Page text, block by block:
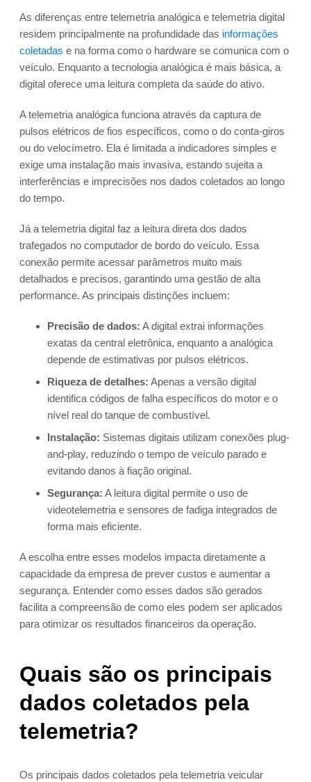
As diferenças entre telemetria analógica e telemetria digital
residem principalmente na profundidade das informações
coletadas e na forma como o hardware se comunica com o
veículo. Enquanto a tecnologia analógica é mais básica, a
digital oferece uma leitura completa da saúde do ativo.
A telemetria analógica funciona através da captura de
pulsos elétricos de fios específicos, como o do conta-giros
ou do velocímetro. Ela é limitada a indicadores simples e
exige uma instalação mais invasiva, estando sujeita a
interferências e imprecisões nos dados coletados ao longo
do tempo.
Já a telemetria digital faz a leitura direta dos dados
trafegados no computador de bordo do veículo. Essa
conexão permite acessar parâmetros muito mais
detalhados e precisos, garantindo uma gestão de alta
performance. As principais distinções incluem:
Precisão de dados: A digital extrai informações
exatas da central eletrônica, enquanto a analógica
depende de estimativas por pulsos elétricos.
Riqueza de detalhes: Apenas a versão digital
identifica códigos de falha específicos do motor e o
nível real do tanque de combustível.
Instalação: Sistemas digitais utilizam conexões plug-
and-play, reduzindo o tempo de veículo parado e
evitando danos à fiação original.
Segurança: A leitura digital permite o uso de
videotelemetria e sensores de fadiga integrados de
forma mais eficiente.
A escolha entre esses modelos impacta diretamente a
capacidade da empresa de prever custos e aumentar a
segurança. Entender como esses dados são gerados
facilita a compreensão de como eles podem ser aplicados
para otimizar os resultados financeiros da operação.
Quais são os principais
dados coletados pela
telemetria?
Os principais dados coletados pela telemetria veicular